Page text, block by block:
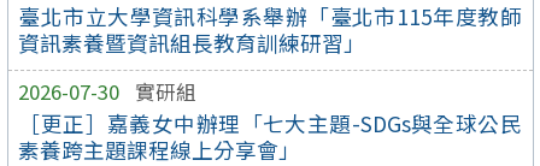
臺北市立大學資訊科學系舉辦「臺北市115年度教師
資訊素養暨資訊組長教育訓練研習」
2026-07-30 實研組
［更正］嘉義女中辦理「七大主題-SDGs與全球公民
素養跨主題課程線上分享會」